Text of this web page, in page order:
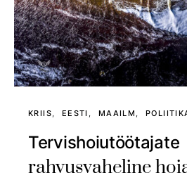
KRIIS EESTI MAAILM
Tervishoiutöötajate
rahvusvaheline